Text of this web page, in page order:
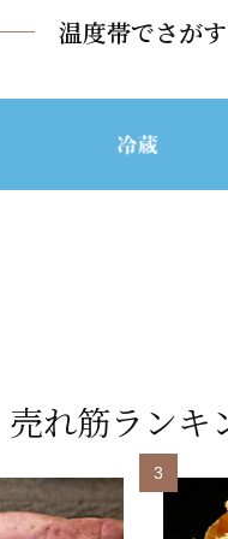
温度帯でさがす
売れ筋ランキ
3